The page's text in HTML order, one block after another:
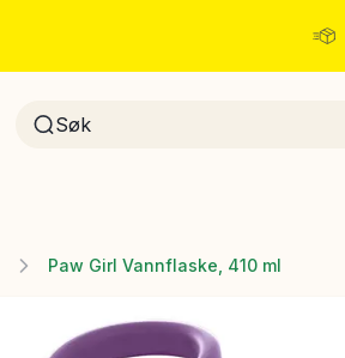
Paw Girl Vannflaske, 410 ml